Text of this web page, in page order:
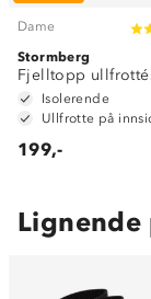
Dame
Stormberg
Fjelltopp
Isolerende
Ullfrotte på
199,-